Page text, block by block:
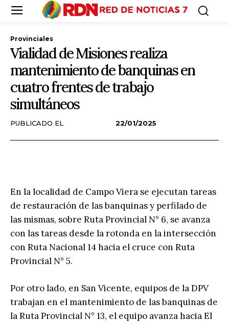
Provinciales
Vialidad de Misiones realiza
mantenimiento de banquinas en
cuatro frentes de trabajo
simultáneos
PUBLICADO EL 22/01/2025
En la localidad de Campo Viera se ejecutan tareas
de restauración de las banquinas y perfilado de
las mismas, sobre Ruta Provincial N° 6, se avanza
con las tareas desde la rotonda en la intersección
con Ruta Nacional 14 hacia el cruce con Ruta
Provincial N° 5.
Por otro lado, en San Vicente, equipos de la DPV
trabajan en el mantenimiento de las banquinas de
la Ruta Provincial N° 13, el equipo avanza hacia El